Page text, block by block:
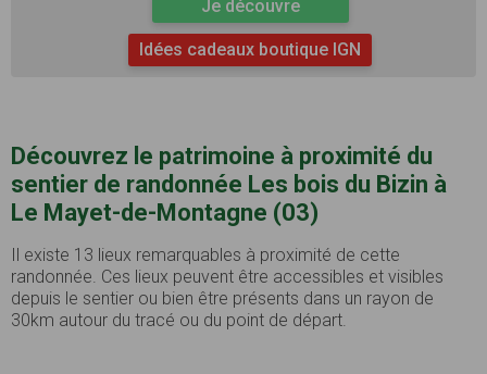
Je découvre
Idées cadeaux boutique IGN
Découvrez le patrimoine à proximité du
sentier de randonnée Les bois du Bizin à
Le Mayet-de-Montagne (03)
Il existe 13 lieux remarquables à proximité de cette
randonnée. Ces lieux peuvent être accessibles et visibles
depuis le sentier ou bien être présents dans un rayon de
30km autour du tracé ou du point de départ.